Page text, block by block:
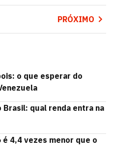
PRÓXIMO
o que esperar do
qual renda entra na
4,4 vezes menor que o